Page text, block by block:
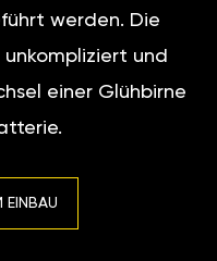
werden. Die
und
einer Glühbirne
EINBAU